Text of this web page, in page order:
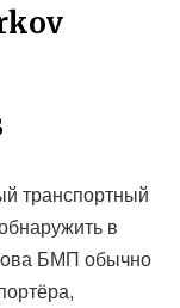
транспортный
в
БМП обычно